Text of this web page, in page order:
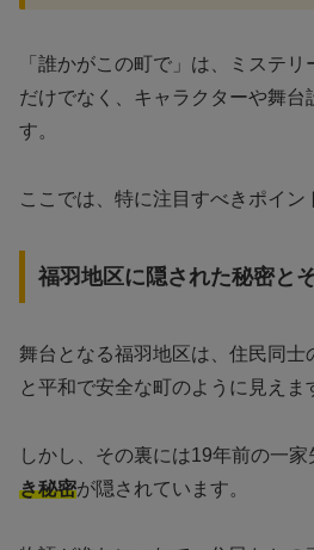
「誰かがこの町で」は、ミステ
だけでなく、キャラクターや舞
す。
ここでは、特に注目すべきポイン
福羽地区に隠された秘密と
舞台となる福羽地区は、住民同士
と平和で安全な町のように見えま
しかし、その裏には19年前の一
き秘密が隠されています。